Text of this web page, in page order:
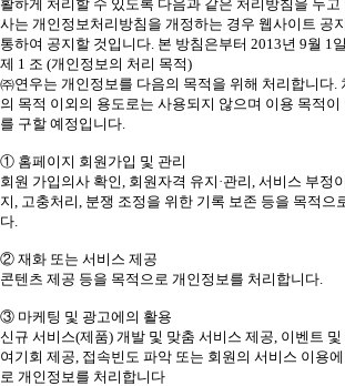
활하게 처리할 수 있도록 다음과 같은 처리방침을 두고
사는 개인정보처리방침을 개정하는 경우 웹사이트 공
통하여 공지할 것입니다. 본 방침은부터 2013년 9월 1
제 1 조 (개인정보의 처리 목적)
㈜연우는 개인정보를 다음의 목적을 위해 처리합니다.
의 목적 이외의 용도로는 사용되지 않으며 이용 목적
를 구할 예정입니다.
① 홈페이지 회원가입 및 관리
회원 가입의사 확인, 회원자격 유지·관리, 서비스 부정
지, 고충처리, 분쟁 조정을 위한 기록 보존 등을 목적으
다.
② 재화 또는 서비스 제공
콘텐츠 제공 등을 목적으로 개인정보를 처리합니다.
③ 마케팅 및 광고에의 활용
신규 서비스(제품) 개발 및 맞춤 서비스 제공, 이벤트
여기회 제공, 접속빈도 파악 또는 회원의 서비스 이용
로 개인정보를 처리합니다